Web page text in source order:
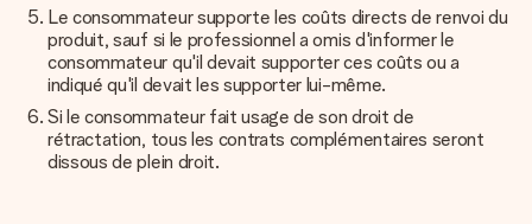
Le consommateur supporte les coûts directs de renvoi du
produit, sauf si le professionnel a omis d'informer le
consommateur qu'il devait supporter ces coûts ou a
indiqué qu'il devait les supporter lui-même.
Si le consommateur fait usage de son droit de
rétractation, tous les contrats complémentaires seront
dissous de plein droit.